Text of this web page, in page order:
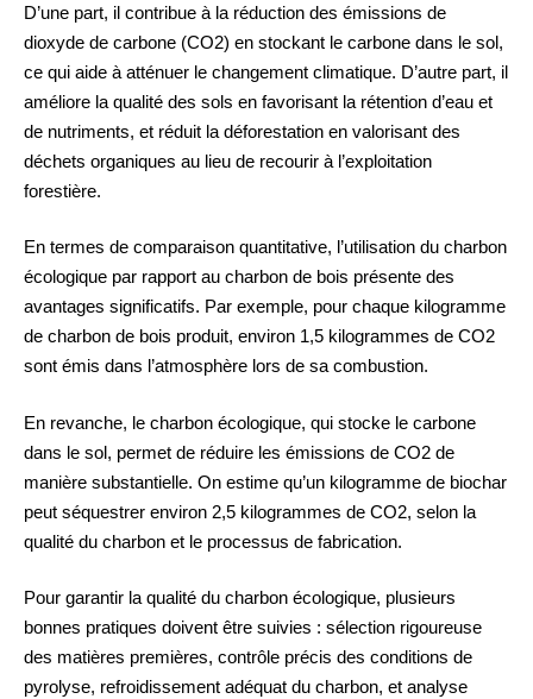
D’une part, il contribue à la réduction des émissions de
dioxyde de carbone (CO2) en stockant le carbone dans le sol,
ce qui aide à atténuer le changement climatique. D’autre part, il
améliore la qualité des sols en favorisant la rétention d’eau et
de nutriments, et réduit la déforestation en valorisant des
déchets organiques au lieu de recourir à l’exploitation
forestière.
En termes de comparaison quantitative, l’utilisation du charbon
écologique par rapport au charbon de bois présente des
avantages significatifs. Par exemple, pour chaque kilogramme
de charbon de bois produit, environ 1,5 kilogrammes de CO2
sont émis dans l’atmosphère lors de sa combustion.
En revanche, le charbon écologique, qui stocke le carbone
dans le sol, permet de réduire les émissions de CO2 de
manière substantielle. On estime qu’un kilogramme de biochar
peut séquestrer environ 2,5 kilogrammes de CO2, selon la
qualité du charbon et le processus de fabrication.
Pour garantir la qualité du charbon écologique, plusieurs
bonnes pratiques doivent être suivies : sélection rigoureuse
des matières premières, contrôle précis des conditions de
pyrolyse, refroidissement adéquat du charbon, et analyse